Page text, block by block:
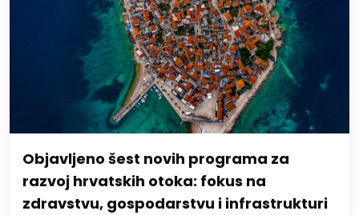
Objavljeno šest novih programa za
razvoj hrvatskih otoka: fokus na
zdravstvu, gospodarstvu i infrastrukturi